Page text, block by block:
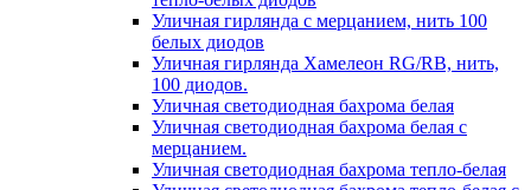
Уличная гирлянда с мерцанием, нить 100
белых диодов
Уличная гирлянда Хамелеон RG/RB, нить,
100 диодов.
Уличная светодиодная бахрома белая
Уличная светодиодная бахрома белая с
мерцанием.
Уличная светодиодная бахрома тепло-белая